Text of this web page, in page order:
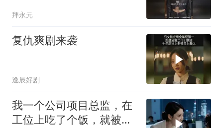
拜永元
复仇爽剧来袭
逸辰好剧
我一个公司项目总监，在
工位上吃了个饭，就被新